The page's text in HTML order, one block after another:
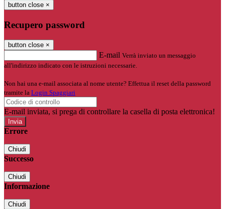
button close ×
Recupero password
button close ×
E-mail Verrà inviato un messaggio
all'indirizzo indicato con le istruzioni necessarie.
Non hai una e-mail associata al nome utente? Effettua il reset della password
tramite la Login Spaggiari
E-mail inviata, si prega di controllare la casella di posta elettronica!
Errore
Chiudi
Successo
Chiudi
Informazione
Chiudi